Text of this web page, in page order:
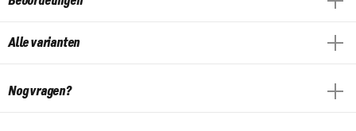
Alle varianten
Nog vragen?